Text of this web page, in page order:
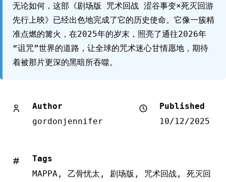
无论如何，这部《剧场版 咒术回战 涩谷事变×死灭回游
先行上映》已经出色地完成了它的历史使命。它像一簇精
准点燃的篝火，在2025年的岁末，照亮了通往2026年
“诅咒”世界的道路，让全球的咒术迷心甘情愿地，期待
着被那片更深的黑暗所吞噬。
Author
gordonjennifer
Published
10/12/2025
Tags
MAPPA , 乙骨忧太 , 剧场版 , 咒术回战 , 死灭回